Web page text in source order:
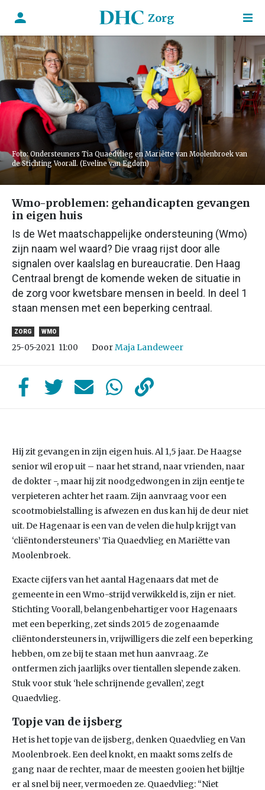
Zorg
Foto: Ondersteuners Tia Quaedvlieg en Mariëtte van Moolenbroek van
de Stichting Voorall. (Eveline van Egdom)
Wmo-problemen: gehandicapten gevangen
in eigen huis
Is de Wet maatschappelijke ondersteuning (Wmo)
zijn naam wel waard? Die vraag rijst door alle
signalen over kaalslag en bureaucratie. Den Haag
Centraal brengt de komende weken de situatie in
de zorg voor kwetsbare mensen in beeld. In deel 1
staan mensen met een beperking centraal.
ZORG WMO
25-05-2021 11:00 DoorMaja Landeweer
Hij zit gevangen in zijn eigen huis. Al 1,5 jaar. De Haagse
senior wil erop uit – naar het strand, naar vrienden, naar
de dokter -, maar hij zit noodgedwongen in zijn eentje te
verpieteren achter het raam. Zijn aanvraag voor een
scootmobielstalling is afwezen en dus kan hij de deur niet
uit. De Hagenaar is een van de velen die hulp krijgt van
‘cliëntondersteuners’ Tia Quaedvlieg en Mariëtte van
Moolenbroek.
Exacte cijfers van het aantal Hagenaars dat met de
gemeente in een Wmo-strijd verwikkeld is, zijn er niet.
Stichting Voorall, belangenbehartiger voor Hagenaars
met een beperking, zet sinds 2015 de zogenaamde
cliëntondersteuners in, vrijwilligers die zelf een beperking
hebben, om ze bij te staan met hun aanvraag. Ze
ontfermen zich jaarlijks over tientallen slepende zaken.
Stuk voor stuk ‘hele schrijnende gevallen’, zegt
Quaedvlieg.
Topje van de ijsberg
Het is het topje van de ijsberg, denken Quaedvlieg en Van
Moolenbroek. Een deel knokt, en maakt soms zelfs de
gang naar de rechter, maar de meesten gooien het bijltje
er al snel bij neer, vermoeden ze. Quaedvlieg: “Niet